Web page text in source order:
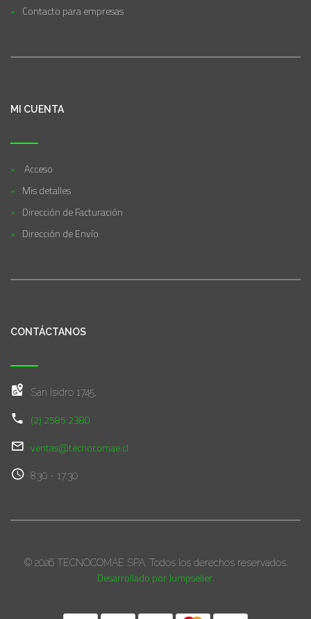
Contacto para empresas
MI CUENTA
Acceso
Mis detalles
Dirección de Facturación
Dirección de Envío
CONTÁCTANOS
San Isidro 1745,
(2) 2585 2380
ventas@tecnocomae.cl
8:30 - 17:30
© 2026 TECNOCOMAE SPA. Todos los derechos reservados.
Desarrollado por Jumpseller